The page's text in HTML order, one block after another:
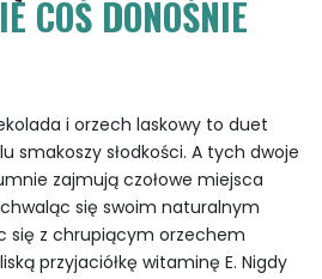
COŚ DONOŚNIE
i orzech laskowy to duet
smakoszy słodkości. A tych dwoje
zajmują czołowe miejsca
się swoim naturalnym
się z chrupiącym orzechem
przyjaciółkę witaminę E. Nigdy